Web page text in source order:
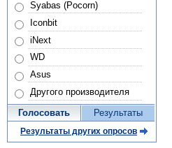
Syabas (Pocorn)
Iconbit
iNext
WD
Asus
Другого производителя
Голосовать Результаты
Результаты других опросов